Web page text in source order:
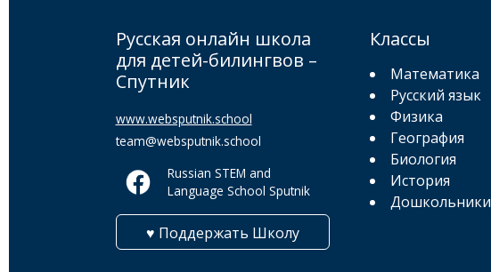
Русская онлайн школа
для детей-билингвов –
Спутник
www.websputnik.school
team@websputnik.school
Russian STEM and
Language School Sputnik
♥ Поддержать Школу
Классы
Математика
Русский язык
Физика
География
Биология
История
Дошкольники